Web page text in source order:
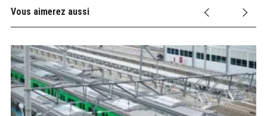
Vous aimerez aussi